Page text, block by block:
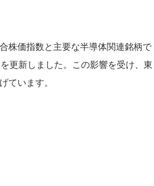
株価指数と主要な半導体関連銘柄で
更新しました。この影響を受け、東
ています。